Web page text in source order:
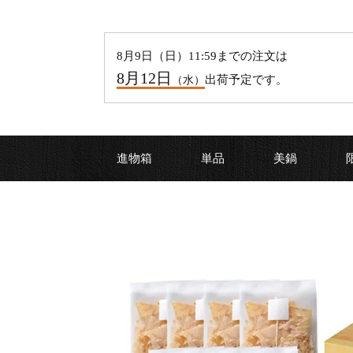
8 月 9 日（ 日 ）11:59までの注文は
8月 12 日 （水） 出荷予定です。
進物箱 単品 美鍋